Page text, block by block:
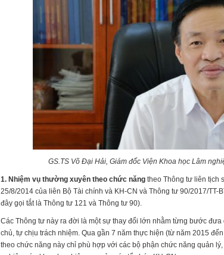
GS.TS Võ Đại Hải, Giám đốc Viện Khoa học Lâm
1. Nhiệm vụ thường xuyên theo chức năng theo Thông tư liên tịch
25/8/2014 của liên Bộ Tài chính và KH-CN và Thông tư 90/2017/TT-
đây gọi tắt là Thông tư 121 và Thông tư 90).
Các Thông tư này ra đời là một sự thay đổi lớn nhằm từng bước
chủ, tự chịu trách nhiệm. Qua gần 7 năm thực hiện (từ năm 2015
theo chức năng này chỉ phù hợp với các bộ phận chức năng quản